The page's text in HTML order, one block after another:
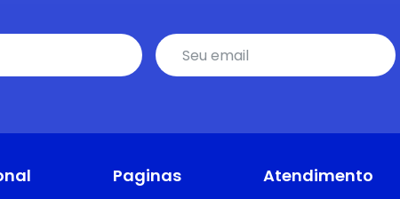
Paginas Atendimento